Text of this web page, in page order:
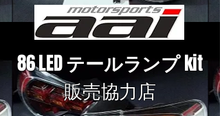
86 LEDテールランプkit
販売協力店